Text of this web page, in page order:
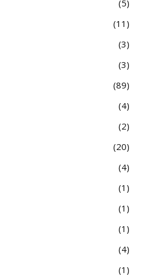
5
11
3
3
89
4
2
20
4
1
1
1
4
1